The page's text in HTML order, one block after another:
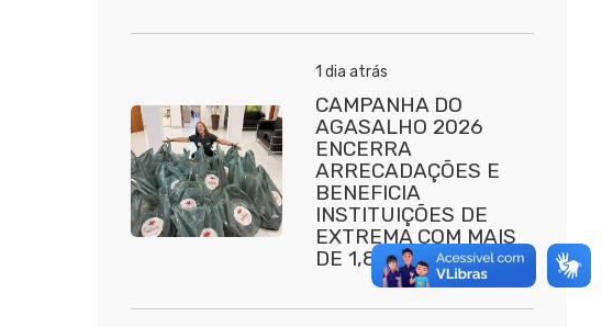
1 dia atrás
CAMPANHA DO
AGASALHO 2026
ENCERRA
ARRECADAÇÕES E
BENEFICIA
INSTITUIÇÕES DE
EXTREMA COM MAIS
DE 1,8 MIL DOAÇÕES